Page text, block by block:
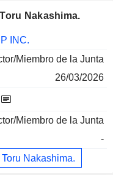
Nakashima.
INC.
Miembro de la Junta
26/03/2026
Miembro de la Junta
-
Nakashima.